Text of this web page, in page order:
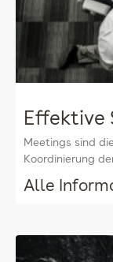
Effektive
Meetings sind
Koordinierung
Alle